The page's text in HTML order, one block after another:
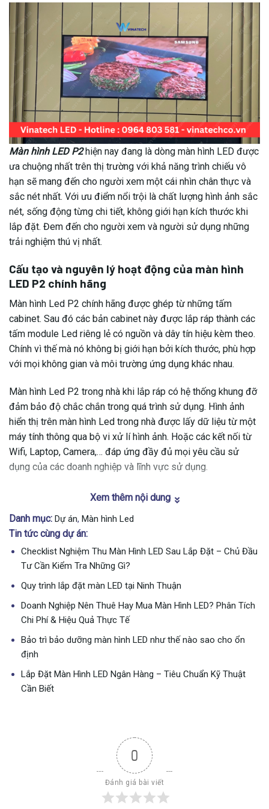
Màn hình LED P2hiện nay đang là dòng màn hình LED được
ưa chuộng nhất trên thị trường với khả năng trình chiếu vô
hạn sẽ mang đến cho người xem một cái nhìn chân thực và
sắc nét nhất. Với ưu điểm nổi trội là chất lượng hình ảnh sắc
nét, sống động từng chi tiết, không giới hạn kích thước khi
lắp đặt. Đem đến cho người xem và người sử dụng những
trải nghiệm thú vị nhất.
Cấu tạo và nguyên lý hoạt động của màn hình
LED P2 chính hãng
Màn hình Led P2 chính hãng được ghép từ những tấm
cabinet. Sau đó các bản cabinet này được lắp ráp thành các
tấm module Led riêng lẻ có nguồn và dây tín hiệu kèm theo.
Chính vì thế mà nó không bị giới hạn bởi kích thước, phù hợp
với mọi không gian và môi trường ứng dụng khác nhau.
Màn hình Led P2 trong nhà khi lắp ráp có hệ thống khung đỡ
đảm bảo độ chắc chắn trong quá trình sử dụng. Hình ảnh
hiển thị trên màn hình Led trong nhà được lấy dữ liệu từ một
máy tính thông qua bộ vi xử lí hình ảnh. Hoặc các kết nối từ
Wifi, Laptop, Camera,… đáp ứng đầy đủ mọi yêu cầu sử
dụng của các doanh nghiệp và lĩnh vực sử dụng.
Thông số kĩ thuật cơ bản
Chủng
loại bóng
SMD
Cấu tạo
điểm ảnh
3 bóng Led 1 điểm ảnh (1R1G1B )
Một độ
điểm
ảnh/m2
250,000 điểm ảnh/m2
Cường độ
sáng
>2200 Cd/m2 đối với module led p2 trong nhà;
>7000 Cd/m2 đối với module P2 ngoài trời
Phương
Số màu
hiển thị
-10 độ C đến 90 độ C
10% – 90%
Xem thêm nội dung
Danh mục: Dự án, Màn hình Led
Tin tức cùng dự án:
Checklist Nghiệm Thu Màn Hình LED Sau Lắp Đặt – Chủ Đầu
Tư Cần Kiểm Tra Những Gì?
Quy trình lắp đặt màn LED tại Ninh Thuận
Doanh Nghiệp Nên Thuê Hay Mua Màn Hình LED? Phân Tích
Chi Phí & Hiệu Quả Thực Tế
Bảo trì bảo dưỡng màn hình LED như thế nào sao cho ổn
định
Lắp Đặt Màn Hình LED Ngân Hàng – Tiêu Chuẩn Kỹ Thuật
Cần Biết
0
Đánh giá bài viết